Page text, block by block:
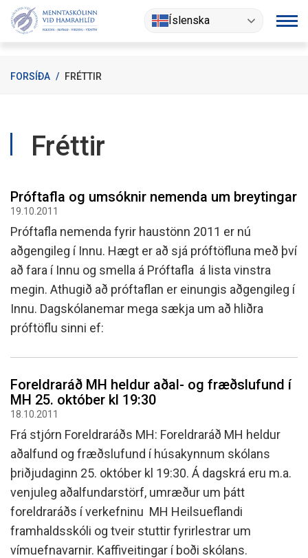
Fara
Íslenska
FORSÍÐA / FRÉTTIR
Fréttir
Próftafla og umsóknir nemenda um breytingar
19.10.2011
Próftafla nemenda fyrir haustönn 2011 er nú
aðgengileg í Innu. Hægt er að sjá próftöfluna með því
að fara í Innu og smella á Próftafla á lista vinstra
megin. Athugið að próftaflan er einungis aðgengileg í
Innu. Dagskólanemar mega sækja um að hliðra
próftöflu sinni ef:
Foreldraráð MH heldur aðal- og fræðslufund í
MH 25. október kl 19:30
18.10.2011
Frá stjórn Foreldraráðs MH: Foreldraráð MH heldur
aðalfund og fræðslufund í húsakynnum skólans
þriðjudaginn 25. október kl 19:30. Á dagskrá eru m.a.
venjuleg aðalfundarstörf, umræður um þátt
foreldraráðs í verkefninu MH Heilsueflandi
framhaldsskóli og tveir stuttir fyrirlestrar um
vímuefnavarnir. Kaffiveitingar í boði skólans.